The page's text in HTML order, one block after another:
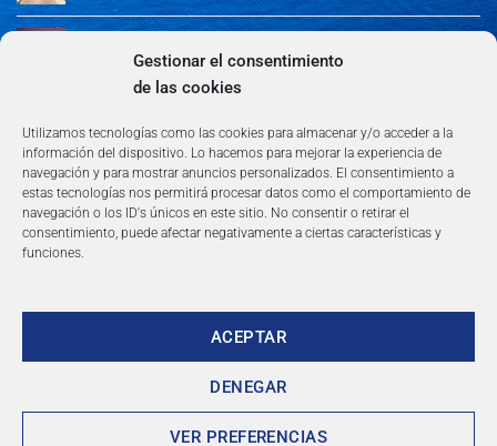
Gestionar el consentimiento
de las cookies
Utilizamos tecnologías como las cookies para almacenar y/o acceder a la
información del dispositivo. Lo hacemos para mejorar la experiencia de
navegación y para mostrar anuncios personalizados. El consentimiento a
estas tecnologías nos permitirá procesar datos como el comportamiento de
navegación o los ID's únicos en este sitio. No consentir o retirar el
consentimiento, puede afectar negativamente a ciertas características y
funciones.
ACEPTAR
DENEGAR
VER PREFERENCIAS
Entretenimiento
Copyright 2026 ©360group.es